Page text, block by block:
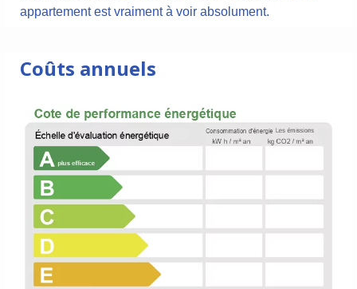
appartement est vraiment à voir absolument.
Coûts annuels